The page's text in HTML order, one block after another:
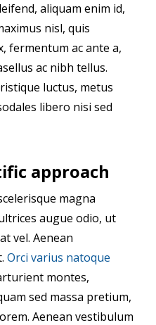
aliquam enim id,
nisl, quis
fermentum ac ante a,
ac nibh tellus.
luctus, metus
libero nisi sed
approach
magna
augue odio, ut
vel. Aenean
Orci varius natoque
montes,
sed massa pretium,
Aenean vestibulum